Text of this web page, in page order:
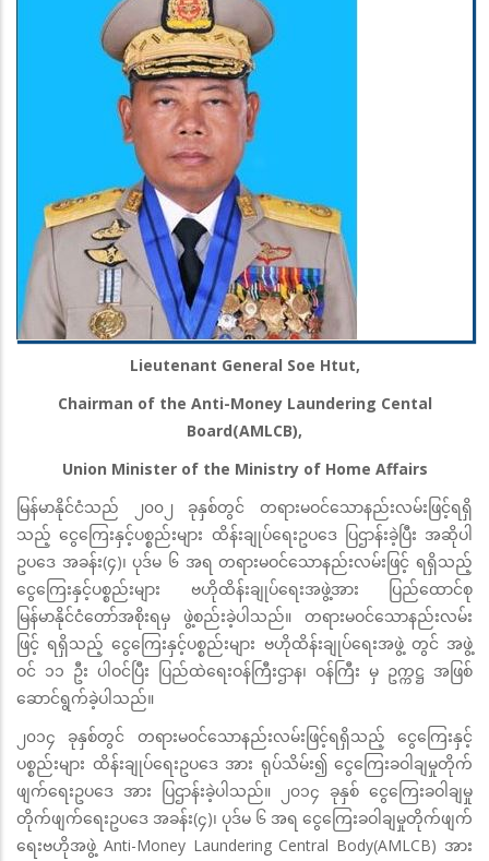
Lieutenant General Soe Htut,
Chairman of the Anti-Money Laundering Cental
Board(AMLCB),
Union Minister of the Ministry of Home Affairs
မြန်မာနိုင်ငံသည် ၂၀၀၂ ခုနှစ်တွင် တရားမဝင်သောနည်းလမ်းဖြင့်ရရှိ
သည့် ငွေကြေးနှင့်ပစ္စည်းများ ထိန်းချုပ်ရေးဥပဒေ ပြဌာန်းခဲ့ပြီး အဆိုပါ
ဥပဒေ အခန်း(၄)၊ ပုဒ်မ ၆ အရ တရားမဝင်သောနည်းလမ်းဖြင့် ရရှိသည့်
ငွေကြေးနှင့်ပစ္စည်းများ ဗဟိုထိန်းချုပ်ရေးအဖွဲ့အား ပြည်ထောင်စု
မြန်မာနိုင်ငံတော်အစိုးရမှ ဖွဲ့စည်းခဲ့ပါသည်။ တရားမဝင်သောနည်းလမ်း
ဖြင့် ရရှိသည့် ငွေကြေးနှင့်ပစ္စည်းများ ဗဟိုထိန်းချုပ်ရေးအဖွဲ့ တွင် အဖွဲ့
ဝင် ၁၁ ဦး ပါဝင်ပြီး ပြည်ထဲရေးဝန်ကြီးဌာန၊ ဝန်ကြီး မှ ဥက္ကဋ္ဌ အဖြစ်
ဆောင်ရွက်ခဲ့ပါသည်။
၂၀၁၄ ခုနှစ်တွင် တရားမဝင်သောနည်းလမ်းဖြင့်ရရှိသည့် ငွေကြေးနှင့်
ပစ္စည်းများ ထိန်းချုပ်ရေးဥပဒေ အား ရုပ်သိမ်း၍ ငွေကြေးခဝါချမှုတိုက်
ဖျက်ရေးဥပဒေ အား ပြဌာန်းခဲ့ပါသည်။ ၂၀၁၄ ခုနှစ် ငွေကြေးခဝါချမှု
တိုက်ဖျက်ရေးဥပဒေ အခန်း(၄)၊ ပုဒ်မ ၆ အရ ငွေကြေးခဝါချမှုတိုက်ဖျက်
ရေးဗဟိုအဖွဲ့ Anti-Money Laundering Central Body(AMLCB) အား